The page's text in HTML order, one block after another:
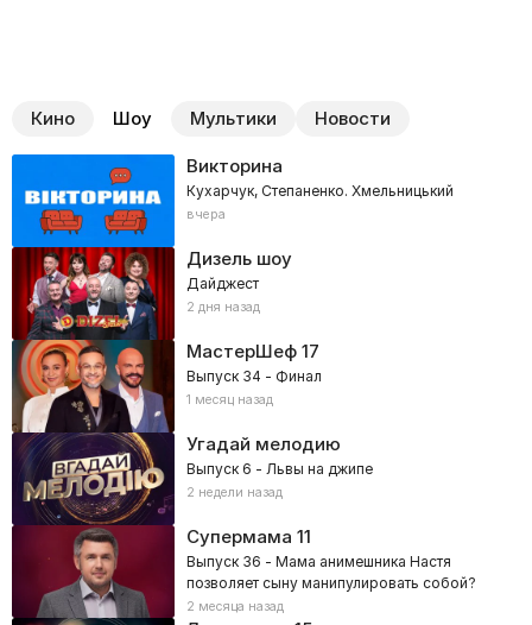
Кино Шоу Мультики Новости
Викторина
Кухарчук, Степаненко. Хмельницький
вчера
Дизель шоу
Дайджест
2 дня назад
МастерШеф17
Выпуск 34 - Финал
1 месяц назад
Угадай мелодию
Выпуск 6 - Львы на джипе
2 недели назад
Супермама 11
Выпуск 36 - Мама анимешника Настя
позволяет сыну манипулировать собой?
2 месяца назад